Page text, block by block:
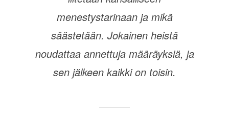
menestystarinaan ja mikä
säästetään. Jokainen heistä
noudattaa annettuja määräyksiä, ja
sen jälkeen kaikki on toisin.